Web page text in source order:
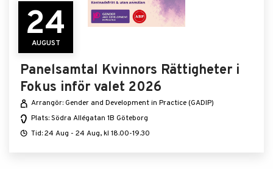
24
AUGUST
Panelsamtal Kvinnors Rättigheter i
Fokus inför valet 2026
Arrangör: Gender and Development in Practice (GADIP)
Plats: Södra Allégatan 1B Göteborg
Tid: 24 Aug - 24 Aug, kl 18.00-19.30